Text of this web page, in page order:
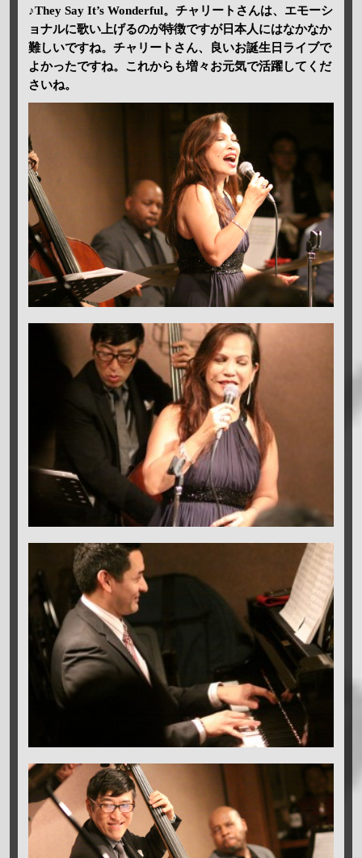
♪They Say It’s Wonderful。チャリートさんは、エモーシ
ョナルに歌い上げるのが特徴ですが日本人にはなかなか
難しいですね。チャリートさん、良いお誕生日ライブで
よかったですね。これからも増々お元気で活躍してくだ
さいね。